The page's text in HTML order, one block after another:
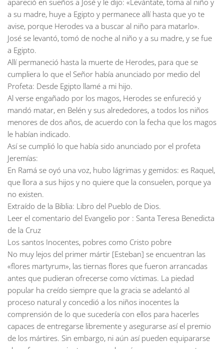
apareció en sueños a José y le dijo: «Levántate, toma al niño y
a su madre, huye a Egipto y permanece allí hasta que yo te
avise, porque Herodes va a buscar al niño para matarlo».
José se levantó, tomó de noche al niño y a su madre, y se fue
a Egipto.
Allí permaneció hasta la muerte de Herodes, para que se
cumpliera lo que el Señor había anunciado por medio del
Profeta: Desde Egipto llamé a mi hijo.
Al verse engañado por los magos, Herodes se enfureció y
mandó matar, en Belén y sus alrededores, a todos los niños
menores de dos años, de acuerdo con la fecha que los magos
le habían indicado.
Así se cumplió lo que había sido anunciado por el profeta
Jeremías:
En Ramá se oyó una voz, hubo lágrimas y gemidos: es Raquel,
que llora a sus hijos y no quiere que la consuelen, porque ya
no existen.
Extraído de la Biblia: Libro del Pueblo de Dios.
Leer el comentario del Evangelio por : Santa Teresa Benedicta
de la Cruz
Los santos Inocentes, pobres como Cristo pobre
No muy lejos del primer mártir [Esteban] se encuentran las
«flores martyrum», las tiernas flores que fueron arrancadas
antes que pudieran ofrecerse como víctimas. La piedad
popular ha creído siempre que la gracia se adelantó al
proceso natural y concedió a los niños inocentes la
comprensión de lo que sucedería con ellos para hacerles
capaces de entregarse libremente y asegurarse así el premio
de los mártires. Sin embargo, ni aún así pueden equipararse